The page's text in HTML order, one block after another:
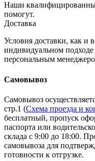
Наши
помогут.
Доставка
Условия доставки, как и
индивидуальном
персональным
Самовывоз
Самовывоз
стр.1 (Схема проезда и
бесплатный, пропуск
паспорта или
склада с 9:00 до 18:00.
самовывоза для
готовности к отгрузке.